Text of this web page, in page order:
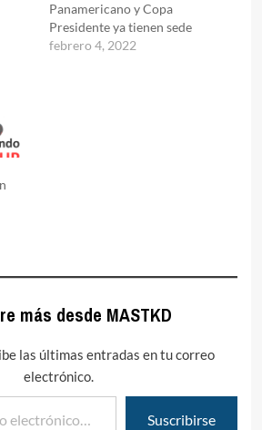
Panamericano y Copa
Presidente ya tienen sede
febrero 4, 2022
más desde MASTKD
las últimas entradas en tu correo
electrónico.
Suscribirse